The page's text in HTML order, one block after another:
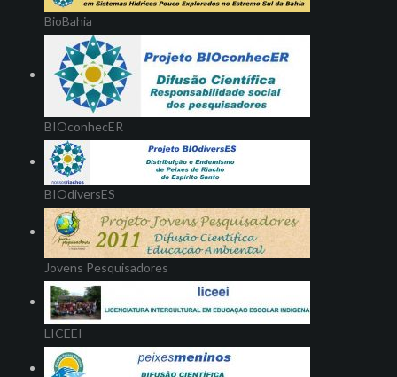
BioBahia
BIOconhecER
BIOdiversES
Jovens Pesquisadores
LICEEI